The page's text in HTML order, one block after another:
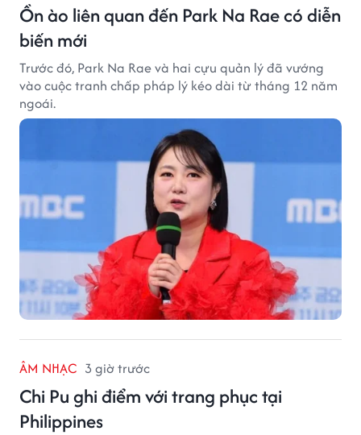
Ồn ào liên quan đến Park Na Rae có diễn
biến mới
Trước đó, Park Na Rae và hai cựu quản lý đã vướng
vào cuộc tranh chấp pháp lý kéo dài từ tháng 12 năm
ngoái.
ÂM NHẠC 3 giờ trước
Chi Pu ghi điểm với trang phục tại
Philippines